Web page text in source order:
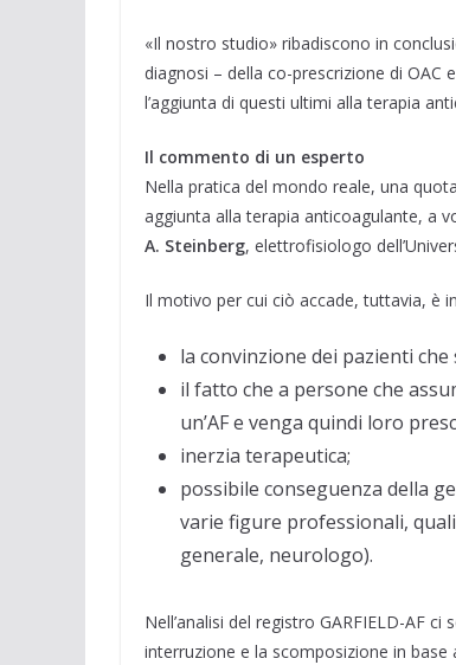
«Il nostro studio» ribadiscono in
diagnosi – della co-prescrizione di OAC
l’aggiunta di questi ultimi alla terapia
Il commento di un esperto
Nella pratica del mondo reale, una
aggiunta alla terapia anticoagulante, a
A. Steinberg, elettrofisiologo
Il motivo per cui ciò accade, tuttavia, è
la convinzione dei pazienti
il fatto che a persone che
un’AF e venga quindi loro
inerzia terapeutica;
possibile conseguenza della
varie figure professionali,
generale, neurologo).
Nell’analisi del registro GARFIELD-AF
interruzione e la scomposizione in